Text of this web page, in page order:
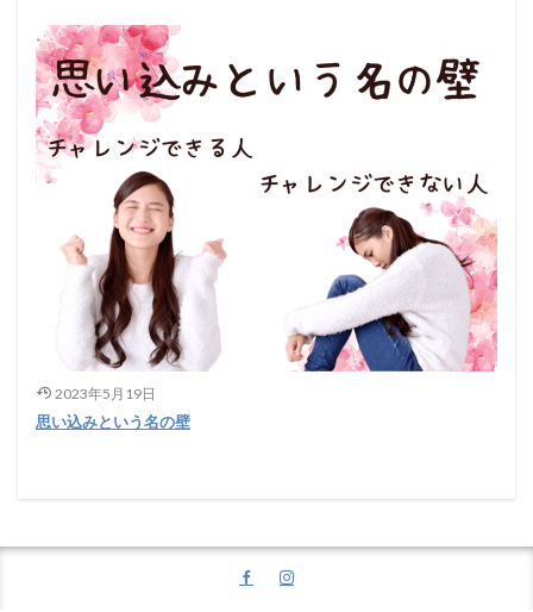
2023年5月19日
思い込みという名の壁